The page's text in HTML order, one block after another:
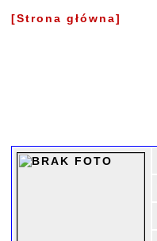
[Strona główna]